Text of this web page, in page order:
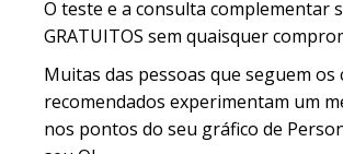
O teste e a consulta complementar
GRATUITOS sem quaisquer
Muitas das pessoas que seguem os
recomendados experimentam um
nos pontos do seu gráfico de